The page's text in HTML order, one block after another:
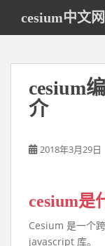
i
cesium中文网
cesium
介
2018年3月29日
cesium是
Cesium 是一个
javascript 库。